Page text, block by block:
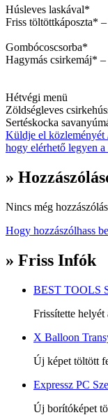
Húsleves laskával*
Friss töltöttkáposzta*
Gombócoscsorba*
Hagymás csirkemáj*
Hétvégi menü
Zöldségleves
Sertéskocka
Küldje el közleményét
hogy elérhető legyen
»
Nincs még
Hogy hozzászólhass
» Friss Infók
BEST TOOLS
Frissítette helyét
X Balloon
Új képet töltött
Expressz PC
Új borítóképet